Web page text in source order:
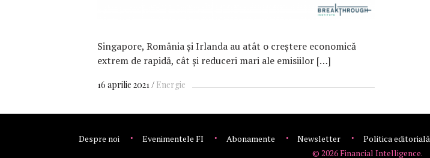
Singapore, România și Irlanda au atât o creștere economică
extrem de rapidă, cât și reduceri mari ale emisiilor […]
16 aprilie 2021 Energie
Despre noi Evenimentele FI Abonamente Newsletter Politica editorială
© 2026 Financial Intelligence.